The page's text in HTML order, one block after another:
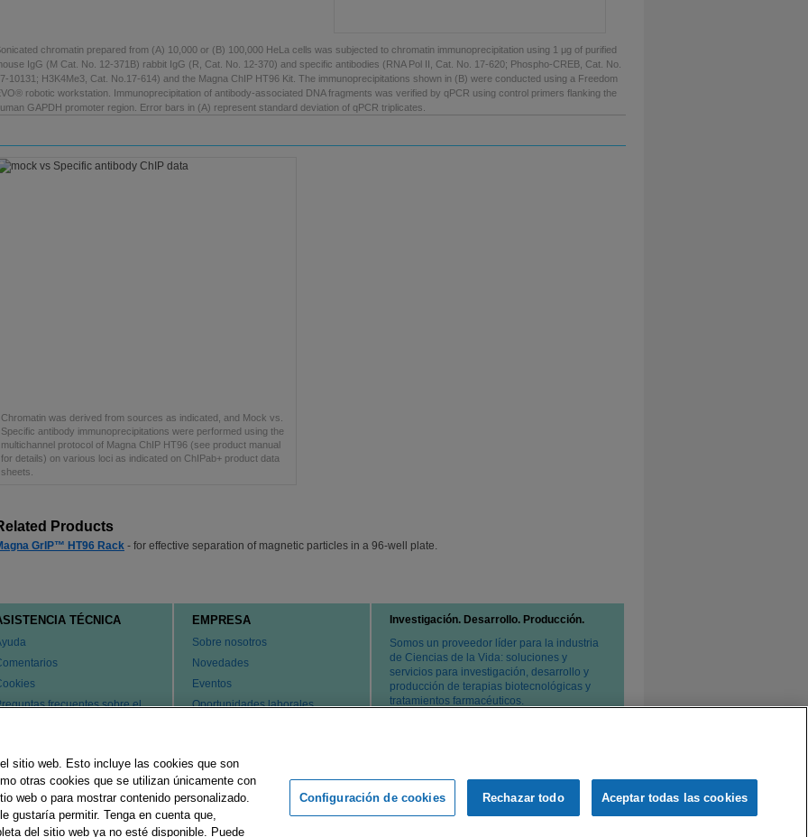
chromatin prepared from (A) 10,000 or (B) 100,000 HeLa cells was subjected to chromatin immunoprecipitation using 1 μg of purified
IgG (M Cat. No. 12-371B) rabbit IgG (R, Cat. No. 12-370) and specific antibodies (RNA Pol II, Cat. No. 17-620; Phospho-CREB, Cat. No.
10131; H3K4Me3, Cat. No.17-614) and the Magna ChIP HT96 Kit. The immunoprecipitations shown in (B) were conducted using a Freedom
robotic workstation. Immunoprecipitation of antibody-associated DNA fragments was verified by qPCR using control primers flanking the
GAPDH promoter region. Error bars in (A) represent standard deviation of qPCR triplicates.
Chromatin was derived from sources as indicated, and Mock vs.
Specific antibody immunoprecipitations were performed using the
multichannel protocol of Magna ChIP HT96 (see product manual
for details) on various loci as indicated on ChIPab+ product data
sheets.
Products
GrIP™ HT96 Rack - for effective separation of magnetic particles in a 96-well plate.
TÉCNICA
frecuentes sobre el
Contacte con nosotros
EMPRESA
Sobre nosotros
Novedades
Eventos
Oportunidades laborales
Investigación. Desarrollo. Producción.
Somos un proveedor líder para la industria
de Ciencias de la Vida: soluciones y
servicios para investigación, desarrollo y
producción de terapias biotecnológicas y
tratamientos farmacéuticos.
Merck Pie de imprenta Condiciones de uso Declaración de privacidad Condiciones de venta
sitio web. Esto incluye las cookies que son
otras cookies que se utilizan únicamente con
web o para mostrar contenido personalizado.
gustaría permitir. Tenga en cuenta que,
del sitio web ya no esté disponible. Puede
Configuración de cookies Rechazar todo Aceptar todas las cookies